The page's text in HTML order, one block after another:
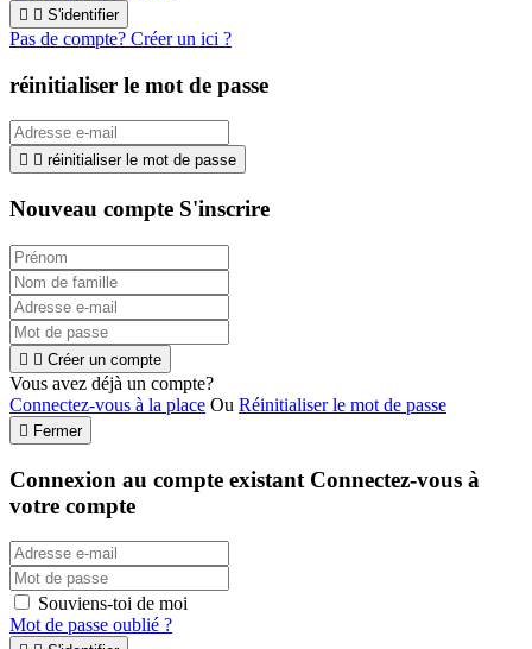
  S'identifier
Pas de compte? Créer un ici ?
réinitialiser le mot de passe
  réinitialiser le mot de passe
Nouveau compte S'inscrire
  Créer un compte
Vous avez déjà un compte?
Connectez-vous à la place Ou Réinitialiser le mot de passe
 Fermer
Connexion au compte existant Connectez-vous à
votre compte
Souviens-toi de moi
Mot de passe oublié ?